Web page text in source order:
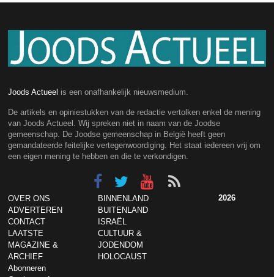
Joods Actueel is een onafhankelijk nieuwsmedium.
De artikels en opiniestukken van de redactie vertolken enkel de mening
van Joods Actueel. Wij spreken niet in naam van de Joodse
gemeenschap. De Joodse gemeenschap in België heeft geen
gemandateerde feitelijke vertegenwoordiging. Het staat iedereen vrij om
een eigen mening te hebben en die te verkondigen.
OVER ONS
ADVERTEREN
CONTACT
LAATSTE
MAGAZINE &
ARCHIEF
Abonneren
BINNENLAND
BUITENLAND
ISRAËL
CULTUUR &
JODENDOM
HOLOCAUST
2026